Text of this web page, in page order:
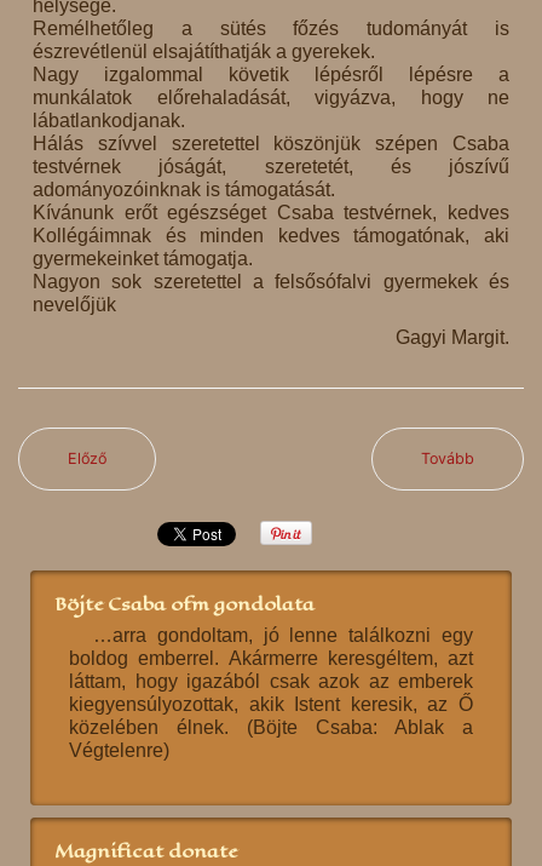
helysége.
Remélhetőleg a sütés főzés tudományát is
észrevétlenül elsajátíthatják a gyerekek.
Nagy izgalommal követik lépésről lépésre a
munkálatok előrehaladását, vigyázva, hogy ne
lábatlankodjanak.
Hálás szívvel szeretettel köszönjük szépen Csaba
testvérnek jóságát, szeretetét, és jószívű
adományozóinknak is támogatását.
Kívánunk erőt egészséget Csaba testvérnek, kedves
Kollégáimnak és minden kedves támogatónak, aki
gyermekeinket támogatja.
Nagyon sok szeretettel a felsősófalvi gyermekek és
nevelőjük
Gagyi Margit.
Előző Tovább
Böjte Csaba ofm gondolata
…arra gondoltam, jó lenne találkozni egy
boldog emberrel. Akármerre keresgéltem, azt
láttam, hogy igazából csak azok az emberek
kiegyensúlyozottak, akik Istent keresik, az Ő
közelében élnek. (Böjte Csaba: Ablak a
Végtelenre)
Magnificat donate